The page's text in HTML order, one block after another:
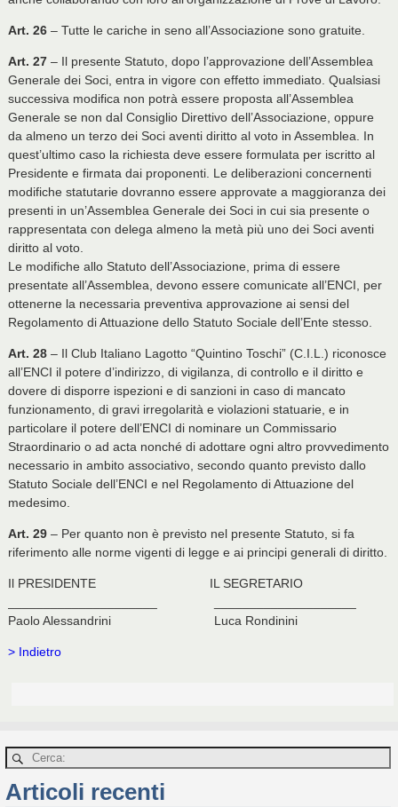
Art. 26– Tutte le cariche in seno all’Associazione sono gratuite.
Art. 27– Il presente Statuto, dopo l’approvazione dell’Assemblea
Generale dei Soci, entra in vigore con effetto immediato. Qualsiasi
successiva modifica non potrà essere proposta all’Assemblea
Generale se non dal Consiglio Direttivo dell’Associazione, oppure
da almeno un terzo dei Soci aventi diritto al voto in Assemblea. In
quest’ultimo caso la richiesta deve essere formulata per iscritto al
Presidente e firmata dai proponenti. Le deliberazioni concernenti
modifiche statutarie dovranno essere approvate a maggioranza dei
presenti in un’Assemblea Generale dei Soci in cui sia presente o
rappresentata con delega almeno la metà più uno dei Soci aventi
diritto al voto.
Le modifiche allo Statuto dell’Associazione, prima di essere
presentate all’Assemblea, devono essere comunicate all’ENCI, per
ottenerne la necessaria preventiva approvazione ai sensi del
Regolamento di Attuazione dello Statuto Sociale dell’Ente stesso.
Art. 28– Il Club Italiano Lagotto “Quintino Toschi” (C.I.L.) riconosce
all’ENCI il potere d’indirizzo, di vigilanza, di controllo e il diritto e
dovere di disporre ispezioni e di sanzioni in caso di mancato
funzionamento, di gravi irregolarità e violazioni statuarie, e in
particolare il potere dell’ENCI di nominare un Commissario
Straordinario o ad acta nonché di adottare ogni altro provvedimento
necessario in ambito associativo, secondo quanto previsto dallo
Statuto Sociale dell’ENCI e nel Regolamento di Attuazione del
medesimo.
Art. 29– Per quanto non è previsto nel presente Statuto, si fa
riferimento alle norme vigenti di legge e ai principi generali di diritto.
Il PRESIDENTE IL SEGRETARIO
Paolo Alessandrini Luca Rondinini
> Indietro
Articoli recenti